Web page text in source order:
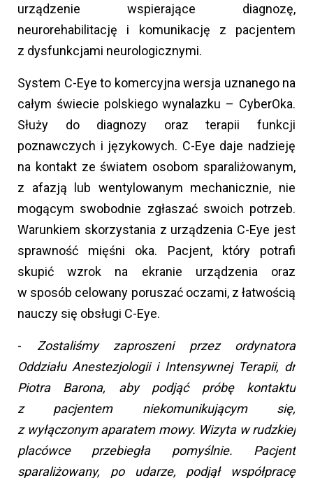
urządzenie wspierające diagnozę,
neurorehabilitację i komunikację z pacjentem
z dysfunkcjami neurologicznymi.
System C-Eye to komercyjna wersja uznanego na
całym świecie polskiego wynalazku – CyberOka.
Służy do diagnozy oraz terapii funkcji
poznawczych i językowych. C-Eye daje nadzieję
na kontakt ze światem osobom sparaliżowanym,
z afazją lub wentylowanym mechanicznie, nie
mogącym swobodnie zgłaszać swoich potrzeb.
Warunkiem skorzystania z urządzenia C-Eye jest
sprawność mięśni oka. Pacjent, który potrafi
skupić wzrok na ekranie urządzenia oraz
w sposób celowany poruszać oczami, z łatwością
nauczy się obsługi C-Eye.
- Zostaliśmy zaproszeni przez ordynatora
Oddziału Anestezjologii i Intensywnej Terapii, dr
Piotra Barona, aby podjąć próbę kontaktu
z pacjentem niekomunikującym się,
z wyłączonym aparatem mowy. Wizyta w rudzkiej
placówce przebiegła pomyślnie. Pacjent
sparaliżowany, po udarze, podjął współpracę